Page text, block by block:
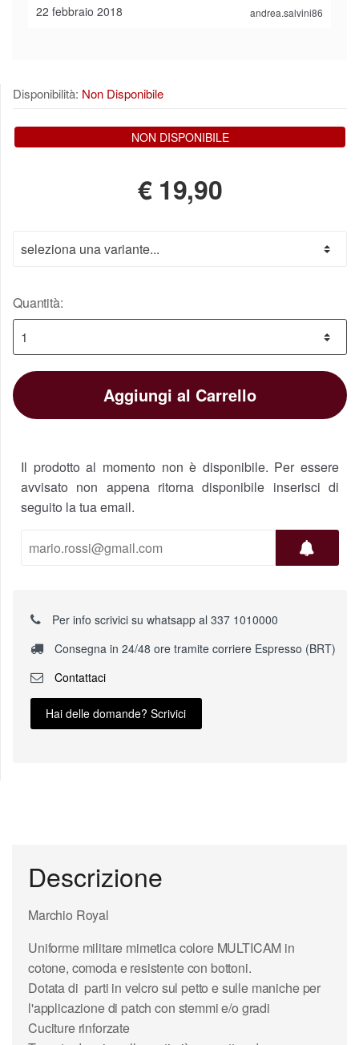
22 febbraio 2018 andrea.salvini86
Disponibilità: Non Disponibile
NON DISPONIBILE
€ 19,90
Quantità:
Aggiungi al Carrello
Il prodotto al momento non è disponibile. Per essere
avvisato non appena ritorna disponibile inserisci di
seguito la tua email.
Per info scrivici su whatsapp al 337 1010000
Consegna in 24/48 ore tramite corriere Espresso (BRT)
Contattaci
Hai delle domande? Scrivici
Descrizione
Marchio Royal
Uniforme militare mimetica colore MULTICAM in
cotone, comoda e resistente con bottoni.
Dotata di parti in velcro sul petto e sulle maniche per
l'applicazione di patch con stemmi e/o gradi
Cuciture rinforzate